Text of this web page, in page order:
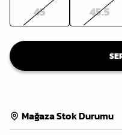
45
45.5
Mağaza Stok Durumu